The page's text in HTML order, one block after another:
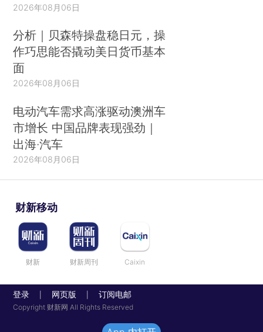
2026年08月06日
分析｜贝森特操盘稳日元，操
作巧思能否撬动美日货币基本
面
2026年08月06日
电动汽车需求高涨驱动澳洲车
市增长 中国品牌表现强劲｜
出海·汽车
2026年08月06日
财新移动
财新 财新周刊 Caixin
登录 网页版 订阅电邮
Copyright 财新网 All Rights Reserved